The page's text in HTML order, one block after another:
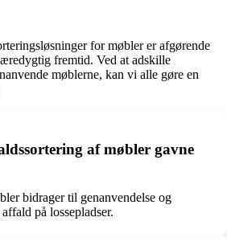
for møbler er afgørende
fremtid. Ved at adskille
møblerne, kan vi alle gøre en
af møbler gavne
bidrager til genanvendelse og
på lossepladser.